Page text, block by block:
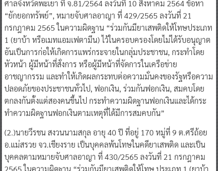
กรกฎาคม 2565 ในความผิดฐาน “ร่วมกันมียาเสพติดให้โทษประเภท
1 (ยาบ้า หรือเมทแอมเฟตามีน) ไว้ในครอบครองโดยไม่ได้รับอนุญาต
อันเป็นการก่อให้เกิดการแพร่กระจายในกลุ่มประชาชน, กระทําโดย
หัวหน้า ผู้มีหน้าที่สั่งการ หรือผู้มีหน้าที่จัดการในเครือข่าย
อาชญากรรม และทําให้เกิดผลกระทบต่อความมั่นคงของรัฐหรือความ
ปลอดภัยของประชาชนทั่วไป, ฟอกเงิน, ร่วมกันฟอกเงิน, สมคบโดย
ตกลงกันตั้งแต่สองคนขึ้นไป กระทําความผิดฐานฟอกเงินและได้กระ
ทําความผิดฐานฟอกเงินตามเหตุที่ได้มีการสมคบกัน”
(2.)นายวีรชน สงวนนามสกุล อายุ 40 ปี ที่อยู่ 170 หมู่ที่ 9 ต.ศรีถ้อย
บุคคลตามหมายจับศาลอาญา ที่ 430/2565 ลงวันที่ 21 กรกฎาคม
2565 ในความผิดฐาน “ร่วมกันมียาเสพติดให้โทษ ประเภท 1 (ยาบ้า
หรือเมทแอมเฟตามีน) ไว้ในครอบครองโดยไม่ได้รับอนุญาตอัน